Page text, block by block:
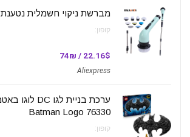
מברשת ניקוי חשמלית נטענת 9 אביזרים ב-1
קופון:
22.16$ / 74₪
Aliexpress
Batman Logo 76330
קופון: